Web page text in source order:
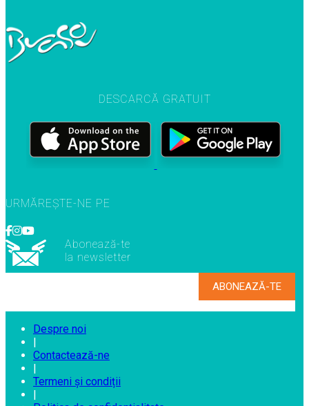
DESCARCĂ GRATUIT
URMĂREȘTE-NE PE
Abonează-te
la newsletter
Despre noi
|
Contactează-ne
|
Termeni și condiții
|